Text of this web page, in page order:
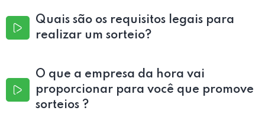
Quais são os requisitos legais para
realizar um sorteio?
O que a empresa da hora vai
proporcionar para você que promove
sorteios ?